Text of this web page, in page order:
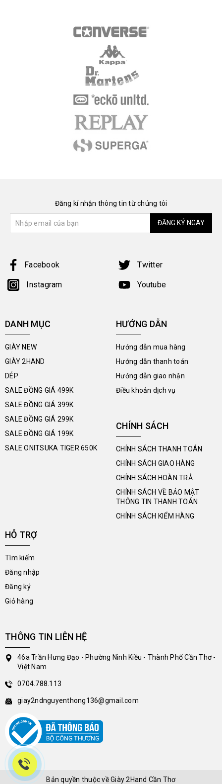
Đăng kí nhận thông tin từ chúng tôi
ĐĂNG KÝ NGAY
Facebook Twitter
Instagram Youtube
DANH MỤC
GIÀY NEW
GIÀY 2HAND
DÉP
SALE ĐỒNG GIÁ 499K
SALE ĐỒNG GIÁ 399K
SALE ĐỒNG GIÁ 299K
SALE ĐỒNG GIÁ 199K
SALE ONITSUKA TIGER 650K
HƯỚNG DẪN
Hướng dẫn mua hàng
Hướng dẫn thanh toán
Hướng dẫn giao nhận
Điều khoản dịch vụ
CHÍNH SÁCH
CHÍNH SÁCH THANH TOÁN
CHÍNH SÁCH GIAO HÀNG
CHÍNH SÁCH HOÀN TRẢ
CHÍNH SÁCH VỀ BẢO MẬT
THÔNG TIN THANH TOÁN
CHÍNH SÁCH KIỂM HÀNG
HỖ TRỢ
Tìm kiếm
Đăng nhập
Đăng ký
Giỏ hàng
THÔNG TIN LIÊN HỆ
46a Trần Hưng Đạo - Phường Ninh Kiều - Thành Phố Cần Thơ -
Việt Nam
0704.788.113
giay2ndnguyenthong136@gmail.com
Bản quyền thuộc vềGiày 2Hand Cần Thơ